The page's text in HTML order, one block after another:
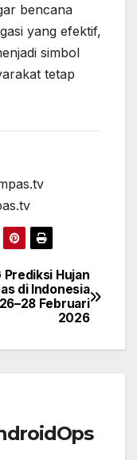
bencana
yang efektif,
simbol
tetap
Prediksi Hujan
di Indonesia
Februari
2026